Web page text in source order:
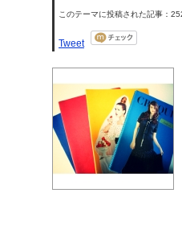
このテーマに投稿された記事：
Tweet